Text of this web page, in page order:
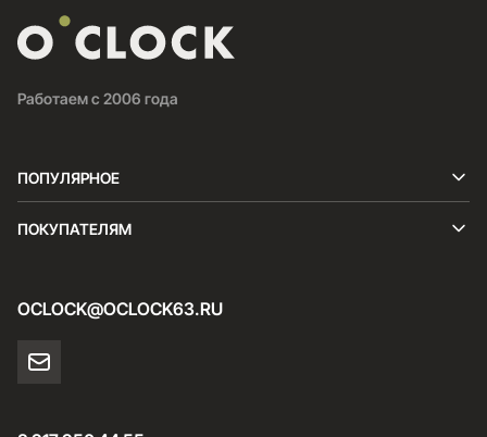
Работаем с 2006 года
ПОПУЛЯРНОЕ
ПОКУПАТЕЛЯМ
OCLOCK@OCLOCK63.RU